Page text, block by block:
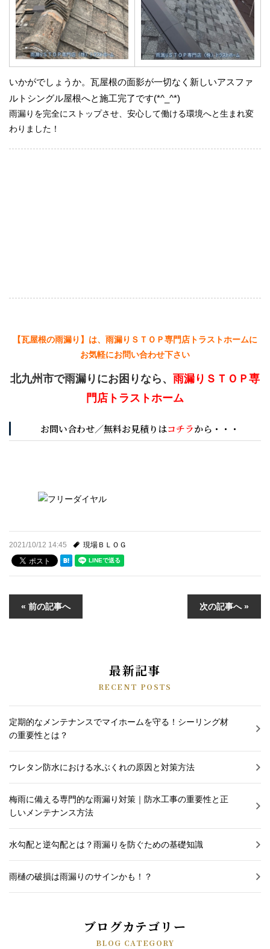
いかがでしょうか。瓦屋根の面影が一切なく新しいアスファ
ルトシングル屋根へと施工完了です(*^_^*)
雨漏りを完全にストップさせ、安心して働ける環境へと生まれ変
わりました！
【瓦屋根の雨漏り】は、雨漏りＳＴＯＰ専門店トラストホームに
お気軽にお問い合わせ下さい
北九州市で雨漏りにお困りなら、 雨漏りＳＴＯＰ専
門店トラストホーム
お問い合わせ／無料お見積りはコチラから・・・
2021/10/12 14:45 現場ＢＬＯＧ
« 前の記事へ 次の記事へ »
最新記事
RECENT POSTS
定期的なメンテナンスでマイホームを守る！シーリング材
の重要性とは？
ウレタン防水における水ぶくれの原因と対策方法
梅雨に備える専門的な雨漏り対策｜防水工事の重要性と正
しいメンテナンス方法
水勾配と逆勾配とは？雨漏りを防ぐための基礎知識
雨樋の破損は雨漏りのサインかも！？
ブログカテゴリー
BLOG CATEGORY